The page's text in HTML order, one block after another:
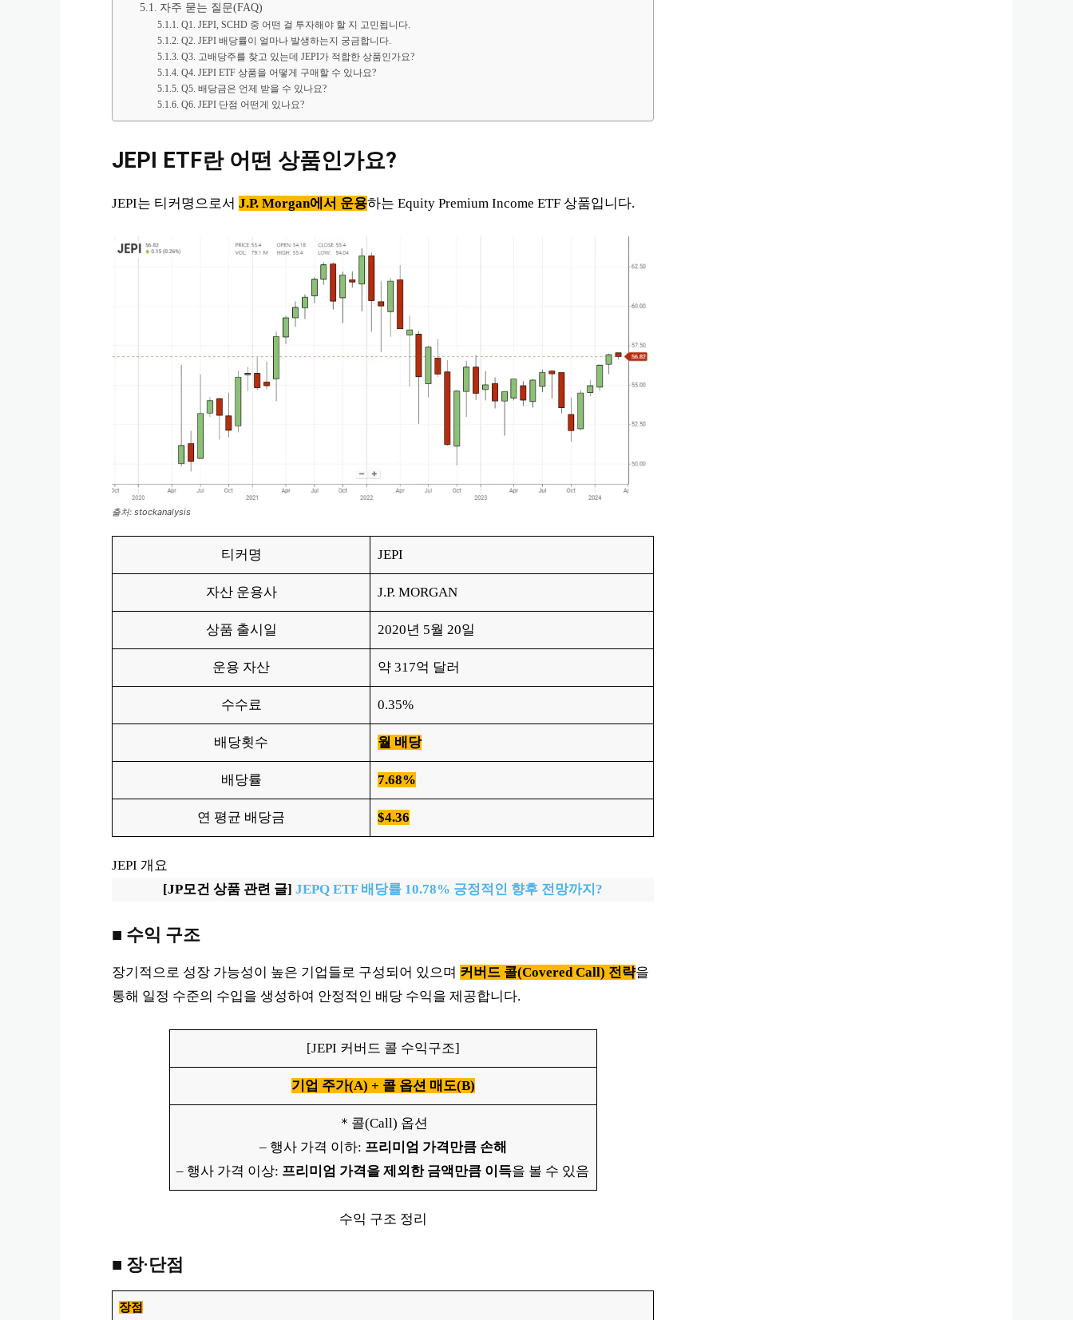
자주 묻는 질문(FAQ)
Q1. JEPI, SCHD 중 어떤 걸 투자해야 할 지 고민됩니다.
Q2. JEPI 배당률이 얼마나 발생하는지 궁금합니다.
Q3. 고배당주를 찾고 있는데 JEPI가 적합한 상품인가요?
Q4. JEPI ETF 상품을 어떻게 구매할 수 있나요?
Q5. 배당금은 언제 받을 수 있나요?
Q6. JEPI 단점 어떤게 있나요?
JEPI ETF란 어떤 상품인가요?
JEPI는 티커명으로서 J.P. Morgan에서 운용하는 Equity Premium Income ETF 상품입니다.
출처: stockanalysis
티커명 JEPI
자산 운용사 J.P. MORGAN
상품 출시일 2020년 5월 20일
운용 자산 약 317억 달러
수수료 0.35%
배당횟수 월 배당
배당률 7.68%
연 평균 배당금 $4.36
JEPI 개요
[JP모건 상품 관련 글]JEPQ ETF 배당률 10.78% 긍정적인 향후 전망까지?
■ 수익 구조
장기적으로 성장 가능성이 높은 기업들로 구성되어 있으며 커버드 콜(Covered Call) 전략을
통해 일정 수준의 수입을 생성하여 안정적인 배당 수익을 제공합니다.
[JEPI 커버드 콜 수익구조]
기업 주가(A) + 콜 옵션 매도(B)
＊콜(Call) 옵션
– 행사 가격 이하: 프리미엄 가격만큼 손해
– 행사 가격 이상: 프리미엄 가격을 제외한 금액만큼 이득을 볼 수 있음
수익 구조 정리
■ 장·단점
장점